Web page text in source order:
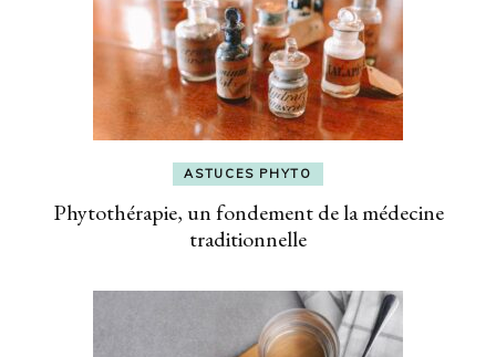
ASTUCES PHYTO
Phytothérapie, un fondement de la médecine
traditionnelle